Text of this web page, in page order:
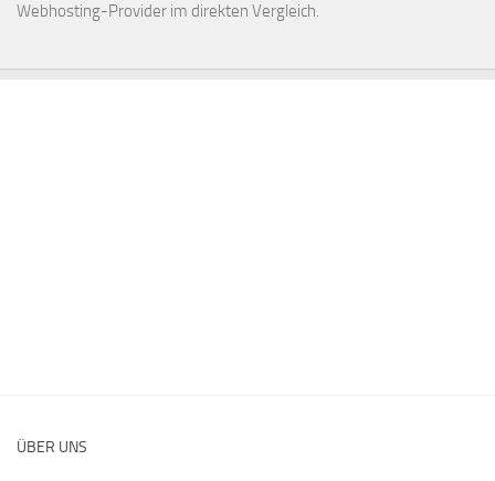
Webhosting-Provider im direkten Vergleich.
ÜBER UNS